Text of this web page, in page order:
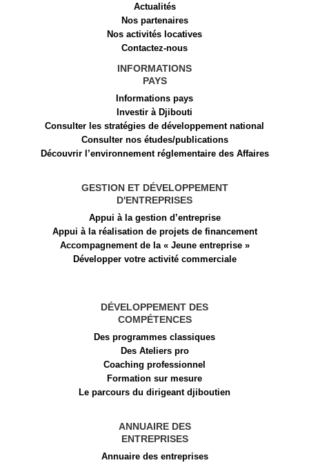
Actualités
Nos partenaires
Nos activités locatives
Contactez-nous
INFORMATIONS
PAYS
Informations pays
Investir à Djibouti
Consulter les stratégies de développement national
Consulter nos études/publications
Découvrir l’environnement réglementaire des Affaires
GESTION ET DÉVELOPPEMENT
D'ENTREPRISES
Appui à la gestion d’entreprise
Appui à la réalisation de projets de financement​
Accompagnement de la « Jeune entreprise »
Développer votre activité commerciale
DÉVELOPPEMENT DES
COMPÉTENCES
Des programmes classiques
Des Ateliers pro
Coaching professionnel
Formation sur mesure
Le parcours du dirigeant djiboutien
ANNUAIRE DES
ENTREPRISES
Annuaire des entreprises